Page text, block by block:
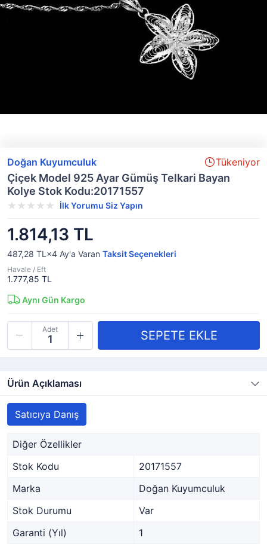
Doğan Kuyumculuk Tükeniyor
Çiçek Model 925 Ayar Gümüş Telkari Bayan
Kolye Stok Kodu:20171557
İlk Yorumu Siz Yapın
1.814,13 TL
487,28 TL×4 Ay'a Varan Taksit Seçenekleri
Havale / Eft
1.777,85 TL
Aynı Gün Kargo
Adet
Ürün Açıklaması
Satıcıya Danış
Diğer Özellikler
Stok Kodu
20171557
Marka
Doğan Kuyumculuk
Stok Durumu
Var
Garanti (Yıl)
1